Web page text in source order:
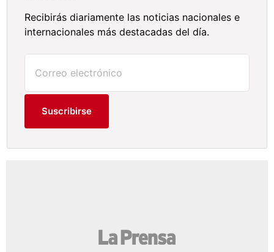
Recibirás diariamente las noticias nacionales e
internacionales más destacadas del día.
Suscribirse